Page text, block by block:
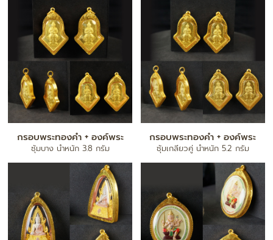
กรอบพระทองคำ + องค์พระ
ซุ้มบาง น้ำหนัก 3.8 กรัม
กรอบพระทองคำ + องค์พระ
ซุ้มเกลียวคู่ น้ำหนัก 5.2 กรัม